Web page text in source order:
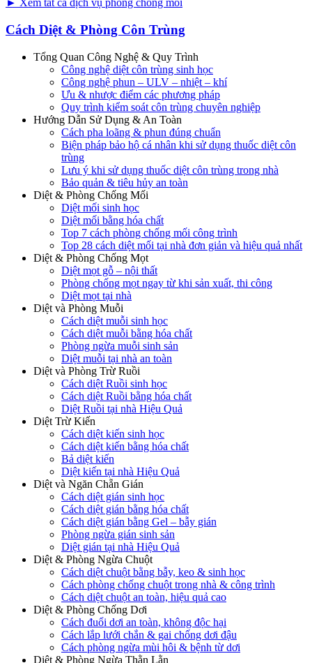
► Xem tất cả dịch vụ phòng chống mối
Cách Diệt & Phòng Côn Trùng
Tổng Quan Công Nghệ & Quy Trình
Công nghệ diệt côn trùng sinh học
Công nghệ phun – ULV – nhiệt – khí
Ưu & nhược điểm các phương pháp
Quy trình kiểm soát côn trùng chuyên nghiệp
Hướng Dẫn Sử Dụng & An Toàn
Cách pha loãng & phun đúng chuẩn
Biện pháp bảo hộ cá nhân khi sử dụng thuốc diệt côn
trùng
Lưu ý khi sử dụng thuốc diệt côn trùng trong nhà
Bảo quản & tiêu hủy an toàn
Diệt & Phòng Chống Mối
Diệt mối sinh học
Diệt mối bằng hóa chất
Top 7 cách phòng chống mối công trình
Top 28 cách diệt mối tại nhà đơn giản và hiệu quả nhất
Diệt & Phòng Chống Mọt
Diệt mọt gỗ – nội thất
Phòng chống mọt ngay từ khi sản xuất, thi công
Diệt mọt tại nhà
Diệt và Phòng Muỗi
Cách diệt muỗi sinh học
Cách diệt muỗi bằng hóa chất
Phòng ngừa muỗi sinh sản
Diệt muỗi tại nhà an toàn
Diệt và Phòng Trừ Ruồi
Cách diệt Ruồi sinh học
Cách diệt Ruồi bằng hóa chất
Diệt Ruồi tại nhà Hiệu Quả
Diệt Trừ Kiến
Cách diệt kiến sinh học
Cách diệt kiến bằng hóa chất
Bả diệt kiến
Diệt kiến tại nhà Hiệu Quả
Diệt và Ngăn Chẵn Gián
Cách diệt gián sinh học
Cách diệt gián bằng hóa chất
Cách diệt gián bằng Gel – bẫy gián
Phòng ngừa gián sinh sản
Diệt gián tại nhà Hiệu Quả
Diệt & Phòng Ngừa Chuột
Cách diệt chuột bằng bẫy, keo & sinh học
Cách phòng chống chuột trong nhà & công trình
Cách diệt chuột an toàn, hiệu quả cao
Diệt & Phòng Chống Dơi
Cách đuổi dơi an toàn, không độc hại
Cách lắp lưới chắn & gai chống dơi đậu
Cách phòng ngừa mùi hôi & bệnh từ dơi
Diệt & Phòng Ngừa Thằn Lằn